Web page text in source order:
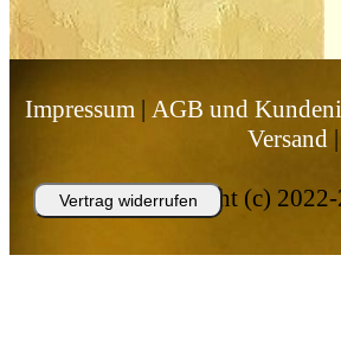
Impressum | AGB und
Versand|
Copyright (c)
Vertrag widerrufen